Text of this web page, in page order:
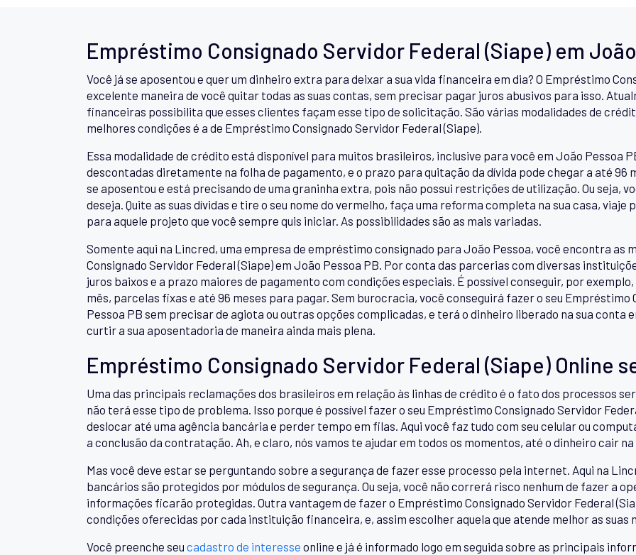
Empréstimo Consignado Servidor Federal (Siape) em João
Você já se aposentou e quer um dinheiro extra para deixar a sua vida financeira em dia? O Empréstimo
excelente maneira de você quitar todas as suas contas, sem precisar pagar juros abusivos para isso.
financeiras possibilita que esses clientes façam esse tipo de solicitação. São várias modalidades de
melhores condições é a de Empréstimo Consignado Servidor Federal (Siape).
Essa modalidade de crédito está disponível para muitos brasileiros, inclusive para você em João Pessoa
descontadas diretamente na folha de pagamento, e o prazo para quitação da dívida pode chegar a até 96
se aposentou e está precisando de uma graninha extra, pois não possui restrições de utilização. Ou seja,
deseja. Quite as suas dívidas e tire o seu nome do vermelho, faça uma reforma completa na sua casa, viaje
para aquele projeto que você sempre quis iniciar. As possibilidades são as mais variadas.
Somente aqui na Lincred, uma empresa de empréstimo consignado para João Pessoa, você encontra as
Consignado Servidor Federal (Siape) em João Pessoa PB. Por conta das parcerias com diversas
juros baixos e a prazo maiores de pagamento com condições especiais. É possível conseguir, por
mês, parcelas fixas e até 96 meses para pagar. Sem burocracia, você conseguirá fazer o seu Empréstimo
Pessoa PB sem precisar de agiota ou outras opções complicadas, e terá o dinheiro liberado na sua conta
curtir a sua aposentadoria de maneira ainda mais plena.
Empréstimo Consignado Servidor Federal (Siape) Online
Uma das principais reclamações dos brasileiros em relação às linhas de crédito é o fato dos processos
não terá esse tipo de problema. Isso porque é possível fazer o seu Empréstimo Consignado Servidor
deslocar até uma agência bancária e perder tempo em filas. Aqui você faz tudo com seu celular ou
a conclusão da contratação. Ah, e claro, nós vamos te ajudar em todos os momentos, até o dinheiro cair
Mas você deve estar se perguntando sobre a segurança de fazer esse processo pela internet. Aqui na
bancários são protegidos por módulos de segurança. Ou seja, você não correrá risco nenhum de fazer a
informações ficarão protegidas. Outra vantagem de fazer o Empréstimo Consignado Servidor Federal
condições oferecidas por cada instituição financeira, e, assim escolher aquela que atende melhor as suas
Você preenche seu cadastro de interesse online e já é informado logo em seguida sobre as principais